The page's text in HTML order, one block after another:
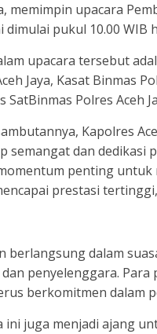
memimpin upacara
dimulai pukul 10.00 WIB
upacara tersebut
Jaya, Kasat Binmas
SatBinmas Polres Aceh
Kapolres
semangat dan dedikasi
penting untuk
prestasi
berlangsung dalam
penyelenggara.
berkomitmen dalam
ini juga menjadi ajang